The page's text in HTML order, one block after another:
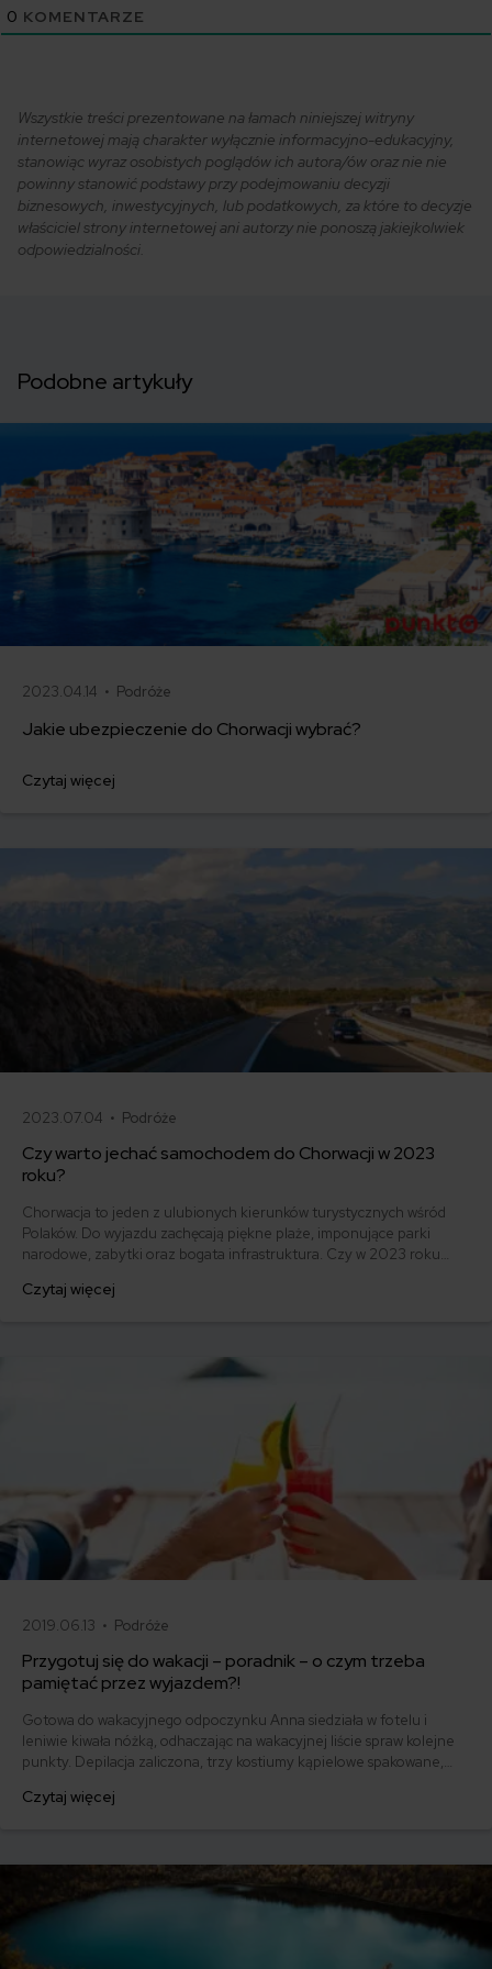
0 KOMENTARZE
Wszystkie treści prezentowane na łamach niniejszej witryny
internetowej mają charakter wyłącznie informacyjno-edukacyjny,
stanowiąc wyraz osobistych poglądów ich autora/ów oraz nie nie
powinny stanowić podstawy przy podejmowaniu decyzji
biznesowych, inwestycyjnych, lub podatkowych, za które to decyzje
właściciel strony internetowej ani autorzy nie ponoszą jakiejkolwiek
odpowiedzialności.
Podobne artykuły
2023.04.14 • Podróże
Jakie ubezpieczenie do Chorwacji wybrać?
Czytaj więcej
2023.07.04 • Podróże
Czy warto jechać samochodem do Chorwacji w 2023
roku?
Chorwacja to jeden z ulubionych kierunków turystycznych wśród
Polaków. Do wyjazdu zachęcają piękne plaże, imponujące parki
narodowe, zabytki oraz bogata infrastruktura. Czy w 2023 roku
polecane trasy i zdecyduj, który środek transportu będzie najlepszy.
Czytaj więcej
2019.06.13 • Podróże
Przygotuj się do wakacji – poradnik – o czym trzeba
pamiętać przez wyjazdem?!
Gotowa do wakacyjnego odpoczynku Anna siedziała w fotelu i
leniwie kiwała nóżką, odhaczając na wakacyjnej liście spraw kolejne
punkty. Depilacja zaliczona, trzy kostiumy kąpielowe spakowane,
lekarstwa w plastikowej torebce, walizki przygotowane, dokumenty
Czytaj więcej